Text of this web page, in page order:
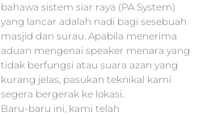
bahawa sistem siar raya (PA System)
yang lancar adalah nadi bagi sesebuah
masjid dan surau. Apabila menerima
aduan mengenai speaker menara yang
tidak berfungsi atau suara azan yang
kurang jelas, pasukan teknikal kami
segera bergerak ke lokasi.
Baru-baru ini, kami telah